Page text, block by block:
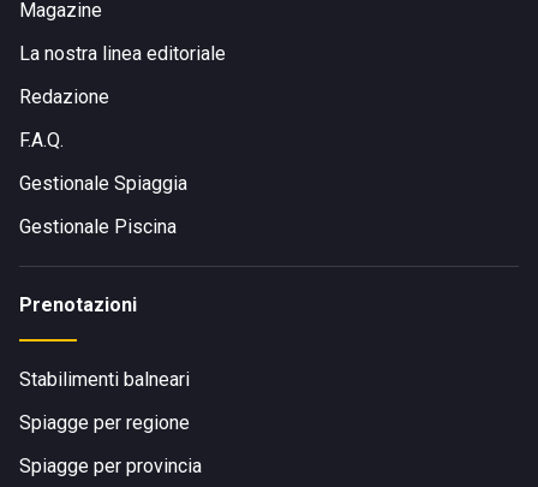
Magazine
La nostra linea editoriale
Redazione
F.A.Q.
Gestionale Spiaggia
Gestionale Piscina
Prenotazioni
Stabilimenti balneari
Spiagge per regione
Spiagge per provincia